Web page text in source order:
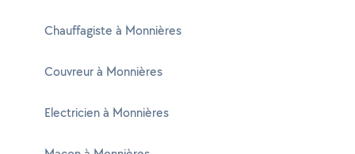
Chauffagiste à Monnières
Couvreur à Monnières
Electricien à Monnières